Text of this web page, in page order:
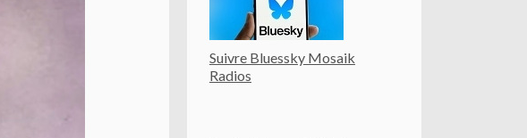
Suivre Bluessky Mosaik
Radios